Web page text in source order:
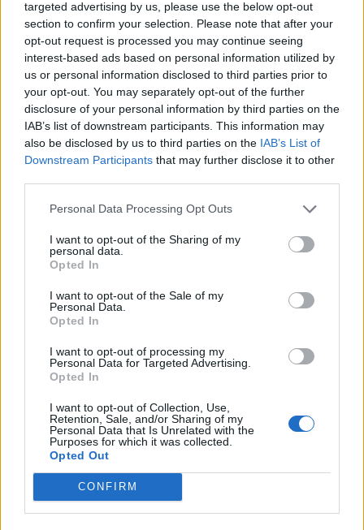
targeted advertising by us, please use the below opt-out
section to confirm your selection. Please note that after your
opt-out request is processed you may continue seeing
interest-based ads based on personal information utilized by
us or personal information disclosed to third parties prior to
your opt-out. You may separately opt-out of the further
disclosure of your personal information by third parties on the
IAB’s list of downstream participants. This information may
also be disclosed by us to third parties on the IAB’s List of
Downstream Participants that may further disclose it to other
Personal Data Processing Opt Outs
I want to opt-out of the Sharing of my
personal data.
Opted In
I want to opt-out of the Sale of my
Personal Data.
Opted In
I want to opt-out of processing my
Personal Data for Targeted Advertising.
Opted In
I want to opt-out of Collection, Use,
Retention, Sale, and/or Sharing of my
Personal Data that Is Unrelated with the
Purposes for which it was collected.
Opted Out
CONFIRM
Super Cup: Ο Παπαπέτρου «σφυρίζει» το ΑΕΚ - ΟΦΗ
Χανιά: Δίκτυο 62 κοινόχρηστων κρηνών προσφέρει
δωρεάν πόσιμο νερό σε δημόσιους χώρους
15:49
Φεστιβάλ Κρήτης: Η μουσική παράσταση «Η Εποχή του
Ονείρου» σε Οροπέδιο Λασιθίου και Αρχάνες
Παπασταύρου: Σχεδόν ανέπαφο διασώθηκε το
φοινικόδασος της Πρέβελης από τη μεγάλη πυρκαγιά
Χρηματοδότηση-ανάσα για τον παραλιακό δρόμο του
Αγίου Βασιλείου μετά τις πυρκαγιές
Συναγερμός στο «Ελευθέριος Βενιζέλος»: 37χρονος
χειραποσκευή